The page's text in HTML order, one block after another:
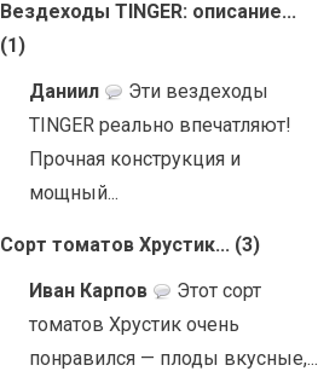
Вездеходы TINGER: описание...
(1)
Даниил
Эти вездеходы
TINGER реально впечатляют!
Прочная конструкция и
мощный...
Сорт томатов Хрустик... (3)
Иван Карпов
Этот сорт
томатов Хрустик очень
понравился — плоды вкусные,...